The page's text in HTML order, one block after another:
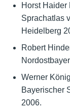
Horst Haider
Sprachatlas
Heidelberg
Robert
Werner
Bayerischer
2006.